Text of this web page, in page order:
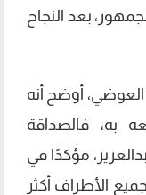
بعد النجاح
العوضي، أوضح أنه
فالصداقة
مؤكدًا في
الأطراف أكثر